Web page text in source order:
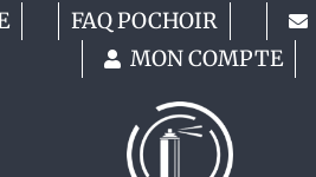
FAQ POCHOIR
MON COMPTE